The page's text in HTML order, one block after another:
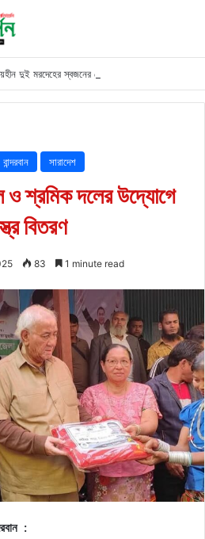
দুই মরদেহের স্বজনের খোঁজ পুলিশের
বান্দরবান সারাদেশ
শ্রমিক দলের উদ্যোগে
বিতরণ
83 1 minute read
: